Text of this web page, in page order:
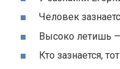
Человек
Высоко летишь
Кто зазнается,